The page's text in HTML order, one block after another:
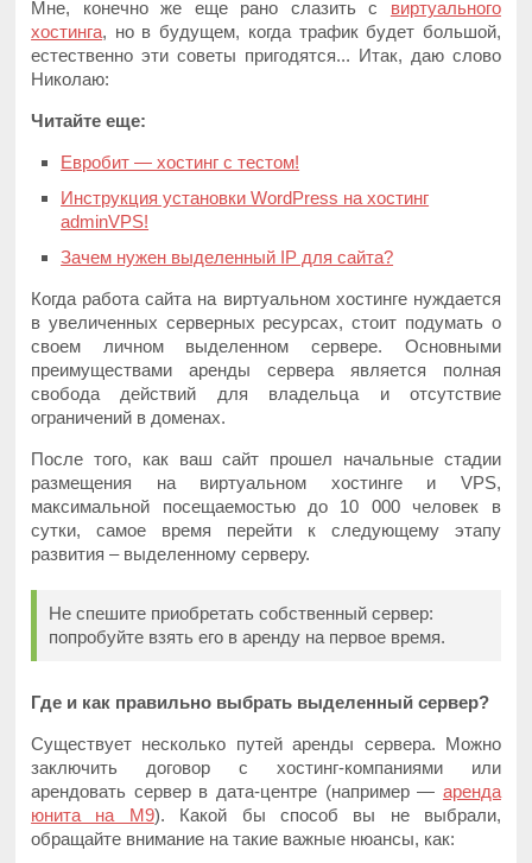
Мне, конечно же еще рано слазить с виртуального
хостинга, но в будущем, когда трафик будет большой,
естественно эти советы пригодятся... Итак, даю слово
Николаю:
Читайте еще:
Евробит — хостинг с тестом!
Инструкция установки WordPress на хостинг
adminVPS!
Зачем нужен выделенный IP для сайта?
Когда работа сайта на виртуальном хостинге нуждается
в увеличенных серверных ресурсах, стоит подумать о
своем личном выделенном сервере. Основными
преимуществами аренды сервера является полная
свобода действий для владельца и отсутствие
ограничений в доменах.
После того, как ваш сайт прошел начальные стадии
размещения на виртуальном хостинге и VPS,
максимальной посещаемостью до 10 000 человек в
сутки, самое время перейти к следующему этапу
развития – выделенному серверу.
Не спешите приобретать собственный сервер:
попробуйте взять его в аренду на первое время.
Где и как правильно выбрать выделенный сервер?
Существует несколько путей аренды сервера. Можно
заключить договор с хостинг-компаниями или
арендовать сервер в дата-центре (например — аренда
юнита на М9). Какой бы способ вы не выбрали,
обращайте внимание на такие важные нюансы, как: